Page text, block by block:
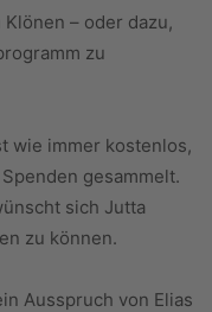
– oder dazu,
zu
wie immer kostenlos,
gesammelt.
sich Jutta
zu können.
Ausspruch von Elias